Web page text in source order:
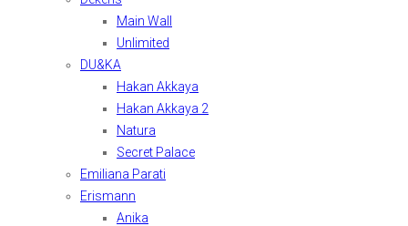
Main Wall
Unlimited
DU&KA
Hakan Akkaya
Hakan Akkaya 2
Natura
Secret Palace
Emiliana Parati
Erismann
Anika